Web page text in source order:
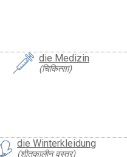
die Medizin
(चिकित्सा)
die Winterkleidung
(शीतकालीन वस्त्र)